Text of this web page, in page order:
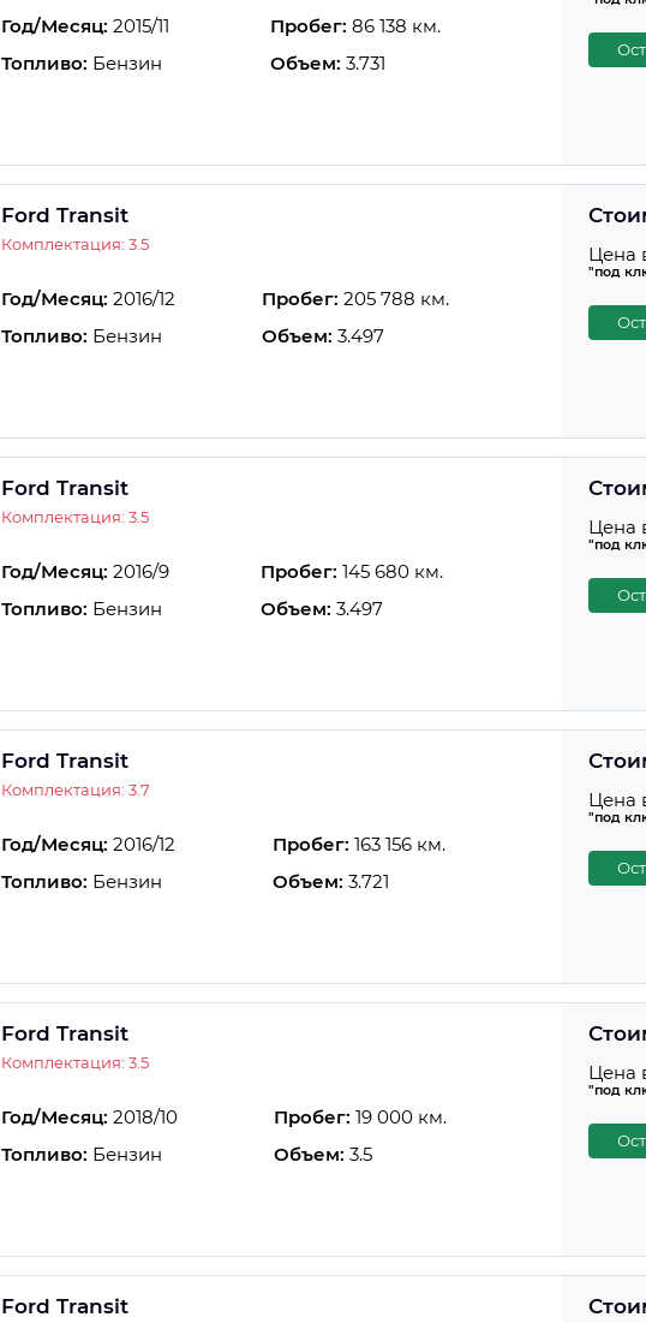
Год/Месяц: 2015/11 Пробег: 86 138 км.
Топливо: Бензин Объем: 3.731
Ford Transit
Комплектация: 3.5
Год/Месяц: 2016/12 Пробег: 205 788 км.
Топливо: Бензин Объем: 3.497
Цена
"под
Ford Transit
Комплектация: 3.5
Год/Месяц: 2016/9 Пробег: 145 680 км.
Топливо: Бензин Объем: 3.497
Цена
"под
Ford Transit
Комплектация: 3.7
Год/Месяц: 2016/12 Пробег: 163 156 км.
Топливо: Бензин Объем: 3.721
Цена
"под
Ford Transit
Комплектация: 3.5
Год/Месяц: 2018/10 Пробег: 19 000 км.
Топливо: Бензин Объем: 3.5
Цена
"под
Ford Transit